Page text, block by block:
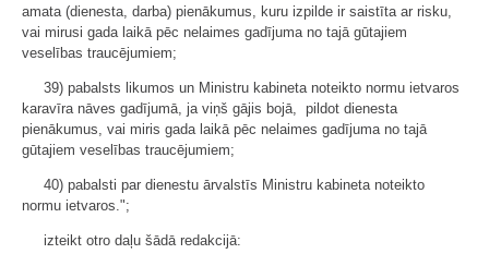
amata (dienesta, darba) pienākumus, kuru izpilde ir saistīta ar risku,
vai mirusi gada laikā pēc nelaimes gadījuma no tajā gūtajiem
veselības traucējumiem;
39) pabalsts likumos un Ministru kabineta noteikto normu ietvaros
karavīra nāves gadījumā, ja viņš gājis bojā, pildot dienesta
pienākumus, vai miris gada laikā pēc nelaimes gadījuma no tajā
gūtajiem veselības traucējumiem;
40) pabalsti par dienestu ārvalstīs Ministru kabineta noteikto
normu ietvaros.";
izteikt otro daļu šādā redakcijā: